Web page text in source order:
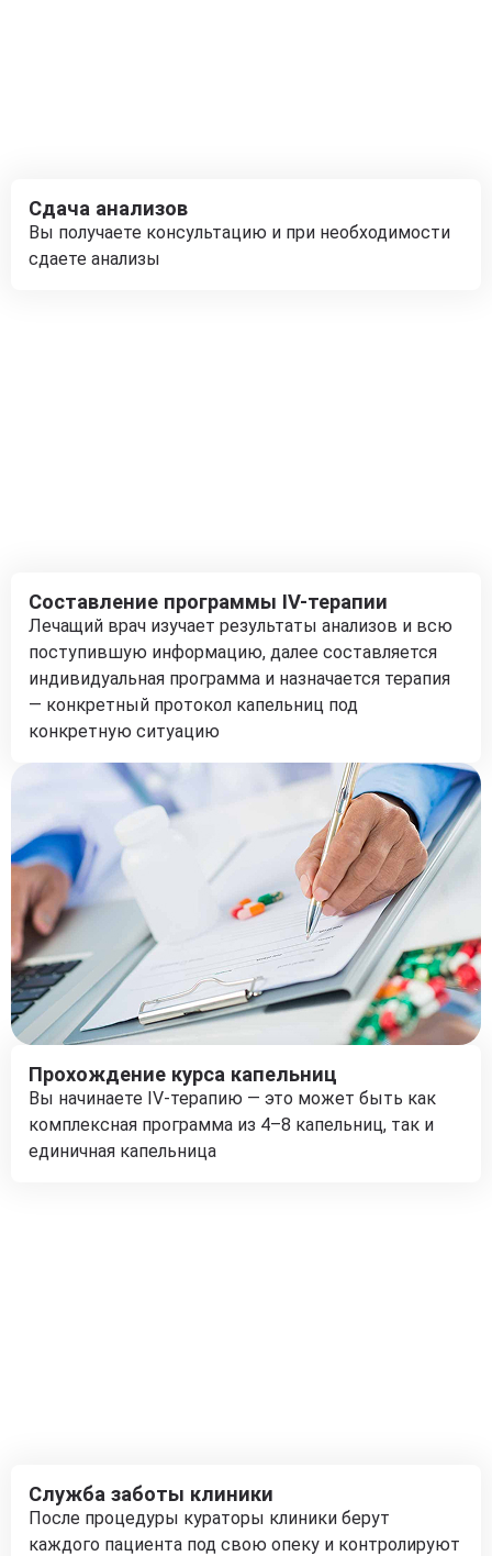
Сдача анализов
Вы получаете консультацию и при необходимости
сдаете анализы
Составление программы IV-терапии
Лечащий врач изучает результаты анализов и всю
поступившую информацию, далее составляется
индивидуальная программа и назначается терапия
— конкретный протокол капельниц под
конкретную ситуацию
Прохождение курса капельниц
Вы начинаете IV-терапию — это может быть как
комплексная программа из 4–8 капельниц, так и
единичная капельница
Служба заботы клиники
После процедуры кураторы клиники берут
каждого пациента под свою опеку и контролируют